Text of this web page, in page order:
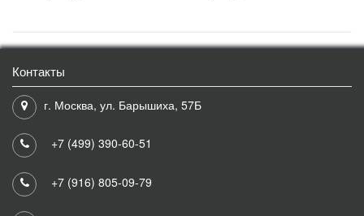
Контакты
г. Москва, ул. Барышиха, 57Б
+7 (499) 390-60-51
+7 (916) 805-09-79